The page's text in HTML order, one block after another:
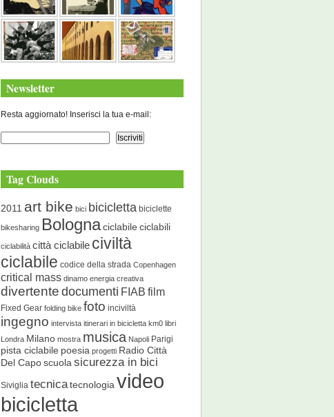
Newsletter
Resta aggiornato! Inserisci la tua e-mail:
Tag Clouds
2011 art bike bici bicicletta biciclette
bikesharing Bolognaciclabile ciclabili
ciclabilità città ciclabile civiltà
ciclabile codice della strada Copenhagen
critical mass dinamo energia creativa
divertentedocumenti FIAB film
Fixed Gear folding bike foto inciviltà
ingegno intervista itinerari in bicicletta km0 libri
Londra Milano mostra musica Napoli Parigi
pista ciclabile poesia progetti Radio Città
Del Capo scuolasicurezza in bici
Siviglia tecnicatecnologiavideo
bicicletta